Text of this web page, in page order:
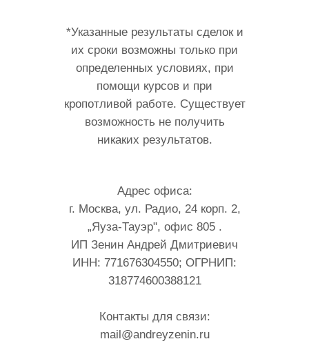
Адрес офиса:
г. Москва, ул. Радио, 24 корп. 2,
„Яуза-Тауэр", офис 805 .
ИП Зенин Андрей Дмитриевич
ИНН: 771676304550; ОГРНИП:
318774600388121
Контакты для связи:
mail@andreyzenin.ru
*Указанные результаты сделок и
их сроки возможны только при
определенных условиях, при
помощи курсов и при
кропотливой работе. Существует
возможность не получить
никаких результатов.